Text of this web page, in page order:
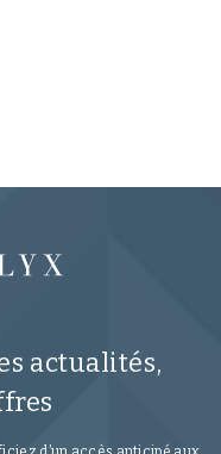
actualités,